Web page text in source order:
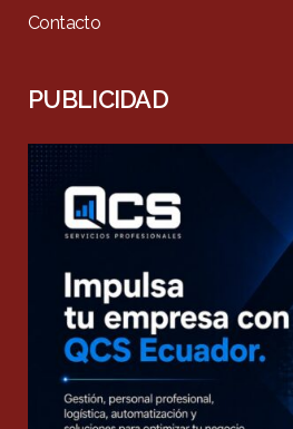
Contacto
PUBLICIDAD